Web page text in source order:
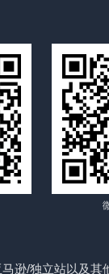
逊/独立站以及其